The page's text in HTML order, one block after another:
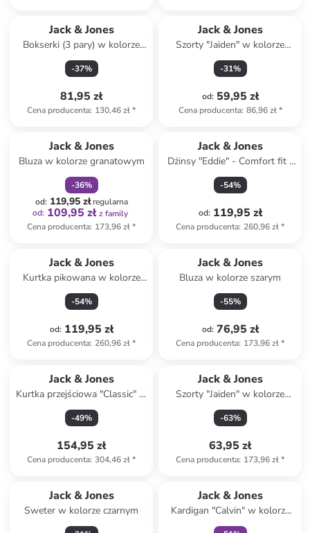
Jack & Jones
Bokserki (3 pary) w kolorze
czarno-turkusowo-błękitnym
-37%
81,95 zł
Cena producenta: 130,46 zł*
Jack & Jones
Szorty "Jaiden" w kolorze
czarnym
-31%
od: 59,95 zł
Cena producenta: 86,96 zł*
Jack & Jones
Bluza w kolorze granatowym
-36%
od: 119,95 złregularna
od: 109,95 zł z family
Cena producenta: 173,96 zł*
Jack & Jones
Dżinsy "Eddie" - Comfort fit -
w kolorze błękitnym
-54%
od: 119,95 zł
Cena producenta: 260,96 zł*
Jack & Jones
Kurtka pikowana w kolorze
khaki
-54%
od: 119,95 zł
Cena producenta: 260,96 zł*
Jack & Jones
Bluza w kolorze szarym
-55%
od: 76,95 zł
Cena producenta: 173,96 zł*
Jack & Jones
Kurtka przejściowa "Classic" w
kolorze khaki
-49%
154,95 zł
Cena producenta: 304,46 zł*
Jack & Jones
Szorty "Jaiden" w kolorze
beżowym
-63%
63,95 zł
Cena producenta: 173,96 zł*
Jack & Jones
Sweter w kolorze czarnym
Jack & Jones
Kardigan "Calvin" w kolorze
granatowym